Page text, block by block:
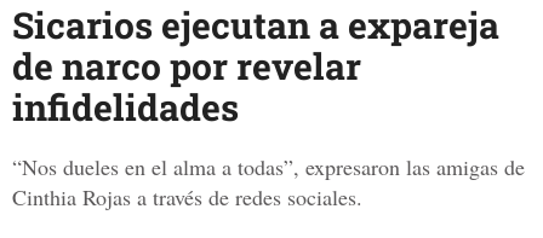
Sicarios ejecutan a expareja
de narco por revelar
infidelidades
“Nos dueles en el alma a todas”, expresaron las amigas de
Cinthia Rojas a través de redes sociales.